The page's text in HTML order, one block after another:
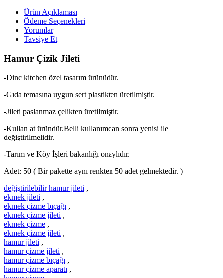
Ürün Açıklaması
Ödeme Seçenekleri
Yorumlar
Tavsiye Et
Hamur Çizik Jileti
-Dinc kitchen özel tasarım ürünüdür.
-Gıda temasına uygun sert plastikten üretilmiştir.
-Jileti paslanmaz çelikten üretilmiştir.
-Kullan at üründür.Belli kullanımdan sonra yenisi ile
değiştirilmelidir.
-Tarım ve Köy İşleri bakanlığı onaylıdır.
Adet: 50 ( Bir pakette aynı renkten 50 adet gelmektedir. )
değiştirilebilir hamur jileti ,
ekmek jileti ,
ekmek çizme bıçağı ,
ekmek çizme jileti ,
ekmek çizme ,
ekmek çizme jileti ,
hamur jileti ,
hamur çizme jileti ,
hamur çizme bıçağı ,
hamur çizme aparatı ,